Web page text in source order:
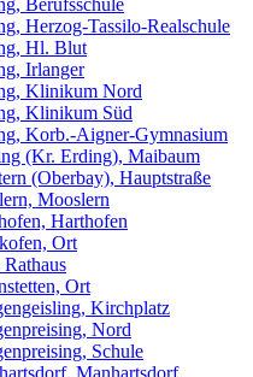
Berufsschule
Herzog-Tassilo-Realschule
Hl. Blut
Irlanger
Klinikum Nord
Klinikum Süd
Korb.-Aigner-Gymnasium
(Kr. Erding), Maibaum
(Oberbay), Hauptstraße
Mooslern
Harthofen
Ort
Rathaus
Ort
Kirchplatz
Nord
Schule
Manhartsdorf